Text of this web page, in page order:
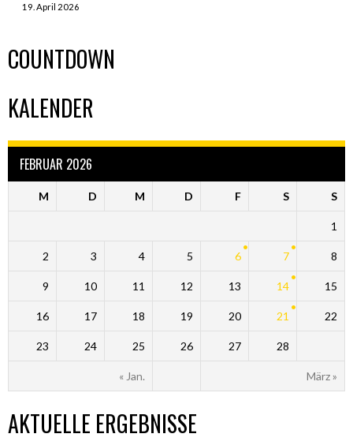
19. April 2026
COUNTDOWN
KALENDER
FEBRUAR 2026
M D M D F S S
« Jan. März »
1
2 3 4 5 6 7 8
9 10 11 12 13 14 15
16 17 18 19 20 21 22
23 24 25 26 27 28
AKTUELLE ERGEBNISSE